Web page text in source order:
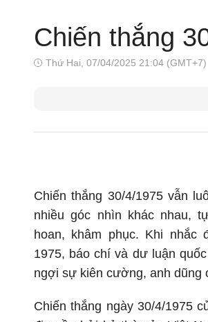
Chiến thắng
Thứ Hai, 07/04/2025 21:04 (GMT+7)
Chiến thắng 30/4/1975 vẫn
nhiều góc nhìn khác nhau,
hoan, khâm phục. Khi nhắc
1975, báo chí và dư luận
ngợi sự kiên cường, anh dũng
Chiến thắng ngày 30/4/1975